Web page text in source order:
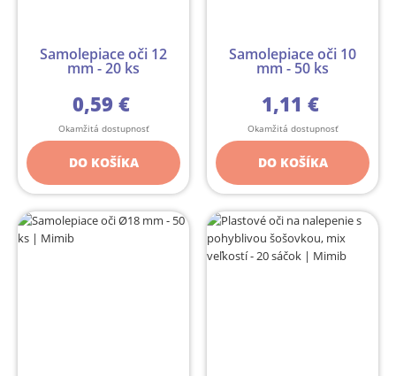
Samolepiace oči 12
mm - 20 ks
0,59 €
Okamžitá dostupnosť
DO KOŠÍKA
Samolepiace oči 10
mm - 50 ks
1,11 €
Okamžitá dostupnosť
DO KOŠÍKA